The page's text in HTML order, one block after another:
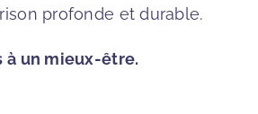
profonde et durable.
à un mieux-être.